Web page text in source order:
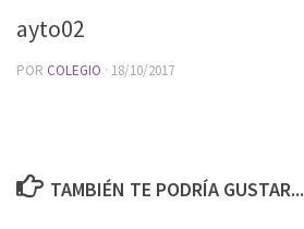
ayto02
POR COLEGIO · 18/10/2017
TAMBIÉN TE PODRÍA GUSTAR...